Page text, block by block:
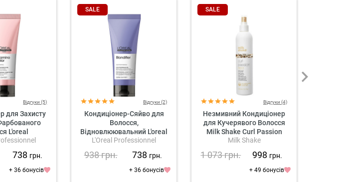
Відгуки (5)
для Захисту
L'oreal
Serie Expert
738 грн.
+ 36 бонусів
SALE
Відгуки (2)
Кондиціонер-Сяйво для
Волосся,
Відновлюювальний L'oreal
Professionnel Serie Expert
Conditioner
L'Oreal Professionnel
938грн. 738 грн.
+ 36 бонусів
SALE
Відгуки (4)
Незмивний Кондиціонер
для Кучерявого Волосся
Milk Shake Curl Passion
Leave-In Conditioner
Milk Shake
1 073грн. 998 грн.
+ 49 бонусів